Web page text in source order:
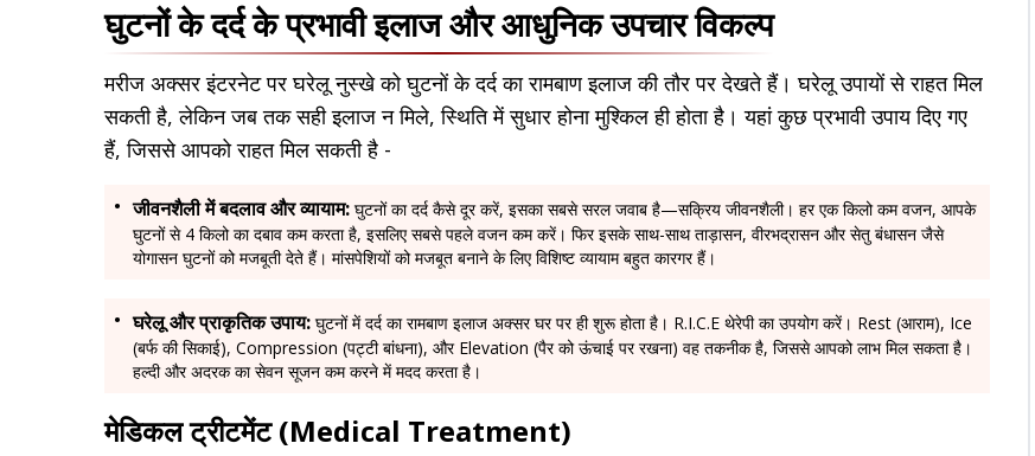
घुटनों के दर्द के प्रभावी इलाज और आधुनिक उपचार विकल्प
मरीज अक्सर इंटरनेट पर घरेलू नुस्खे को घुटनों के दर्द का रामबाण इलाज की तौर पर देखते हैं। घरेलू उपायों से राहत मिल
सकती है, लेकिन जब तक सही इलाज न मिले, स्थिति में सुधार होना मुश्किल ही होता है। यहां कुछ प्रभावी उपाय दिए गए
हैं, जिससे आपको राहत मिल सकती है -
जीवनशैली में बदलाव और व्यायाम: घुटनों का दर्द कैसे दूर करें, इसका सबसे सरल जवाब है—सक्रिय जीवनशैली। हर एक किलो कम वजन, आपके
घुटनों से 4 किलो का दबाव कम करता है, इसलिए सबसे पहले वजन कम करें। फिर इसके साथ-साथ ताड़ासन, वीरभद्रासन और सेतु बंधासन जैसे
योगासन घुटनों को मजबूती देते हैं। मांसपेशियों को मजबूत बनाने के लिए विशिष्ट व्यायाम बहुत कारगर हैं।
घरेलू और प्राकृतिक उपाय: घुटनों में दर्द का रामबाण इलाज अक्सर घर पर ही शुरू होता है। R.I.C.E थेरेपी का उपयोग करें। Rest (आराम), Ice
(बर्फ की सिकाई), Compression (पट्टी बांधना), और Elevation (पैर को ऊंचाई पर रखना) वह तकनीक है, जिससे आपको लाभ मिल सकता है।
हल्दी और अदरक का सेवन सूजन कम करने में मदद करता है।
मेडिकल ट्रीटमेंट (Medical Treatment)